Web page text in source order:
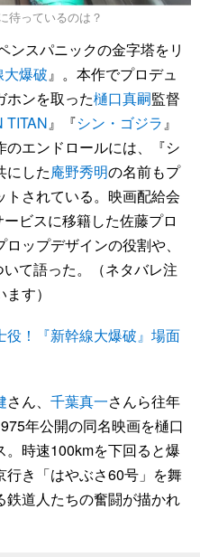
待っているのは？
スパニックの金字塔をリ
大爆破』。本作でプロデュ
ホンを取った樋口真嗣監督
TITAN』『シン・ゴジラ』
エンドロールには、『シ
にした庵野秀明の名前もプ
トされている。映画配給会
ビスに移籍した佐藤プロ
ップデザインの役割や、
て語った。（ネタバレ注
す）
役！『新幹線大爆破』場面
さん、 千葉真一さんら往年
年公開の同名映画を樋口
時速100kmを下回ると爆
き「はやぶさ60号」を舞
鉄道人たちの奮闘が描かれ